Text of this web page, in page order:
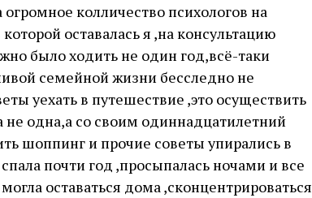
колличество психологов на
оставалась я ,на консультацию
было ходить не один год,всё-таки
семейной жизни бесследно не
уехать в путешествие ,это осуществить
не одна,а со своим одиннадцатилетний
шоппинг и прочие советы упирались в
почти год ,просыпалась ночами и все
оставаться дома ,сконцентрироваться